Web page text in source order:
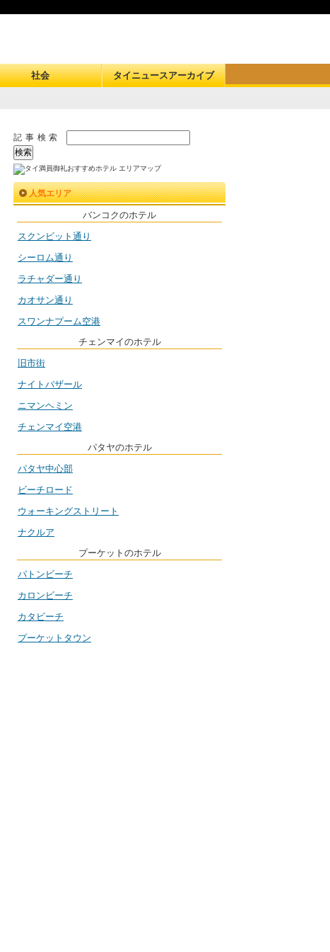
社会 タイニュースアーカイブ
記事検索